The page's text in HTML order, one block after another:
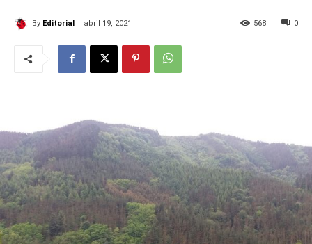
By Editorial abril 19, 2021 0
568